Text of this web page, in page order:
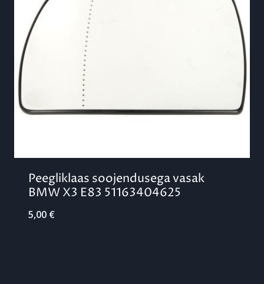
Peegliklaas soojendusega vasak
BMW X3 E83 51163404625
5,00 €